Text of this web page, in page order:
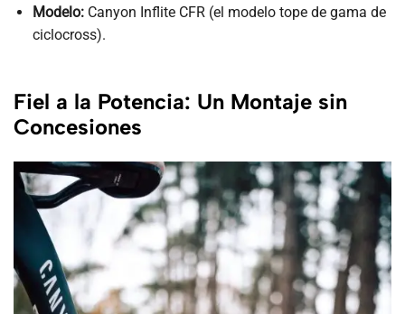
Modelo:Canyon Inflite CFR (el modelo tope de gama de
ciclocross).
Fiel a la Potencia: Un Montaje sin
Concesiones